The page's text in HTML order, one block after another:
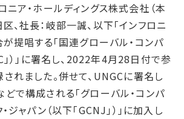
ント
リシー
ャーポリシー
ニア・ホールディングス株式会社（本
、社長：岐部一誠、以下「インフロニ
が提唱する「国連グローバル・コンパ
」）」に署名し、2022年4月28日付で参
れました。併せて、UNGCに署名し
で構成される「グローバル・コンパ
ジャパン（以下「GCNJ」）」に加入し